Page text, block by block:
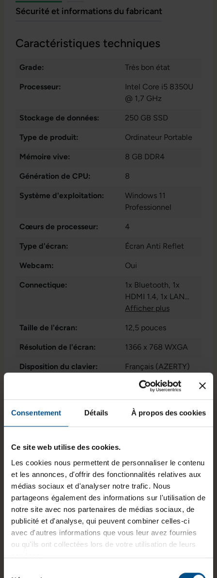
Consentement Détails À propos des cookies
Ce site web utilise des cookies.
Les cookies nous permettent de personnaliser le contenu
et les annonces, d'offrir des fonctionnalités relatives aux
médias sociaux et d'analyser notre trafic. Nous
partageons également des informations sur l'utilisation de
notre site avec nos partenaires de médias sociaux, de
publicité et d'analyse, qui peuvent combiner celles-ci
avec d'autres informations que vous leur avez fournies
ou qu'ils ont collectées lors de votre utilisation de leurs
services.
Sécurité et informations du fabricant
Informations sur le produit
Caractéristiques techniques
Grade: Très bon état
Processeur:
Intel Core i5 8350U
@ 1,7 GHz
Stockage de données: 250 GB SSD
Type de produit: Ordinateur Portable
Mémoire vive: 8 GB DDR4
Génération de CPU: 8
Système d'exploitation:
Windows 11
Professionnel
Cœurs de processeur: 4
Type d'écran: Écran Anti Reflet
Webcam: Oui
Connectique: 1x Bluetooth, 1x
HDMI 1.4, 1x LAN
RJ-45, 1x audio /
combo 3.5 mm
USB 3.1 Gen 1 Type
Afficher plus
Taille de l'écran: 12,5 pouces
Résolution de l'écran: 1366 x 768 WXGA
Disposition du clavier:
Français (AZERTY)
sans pavé numérique
Puce graphique intégrée:
Intel® UHD Graphics
620
État: Reconditionné
Programme de partenariat:
GTIN/EAN : 3701157133586
Dimensions (L x l x H) :
304,8 x 207,95 x
16,54 mm
Poids : 1,19 kg